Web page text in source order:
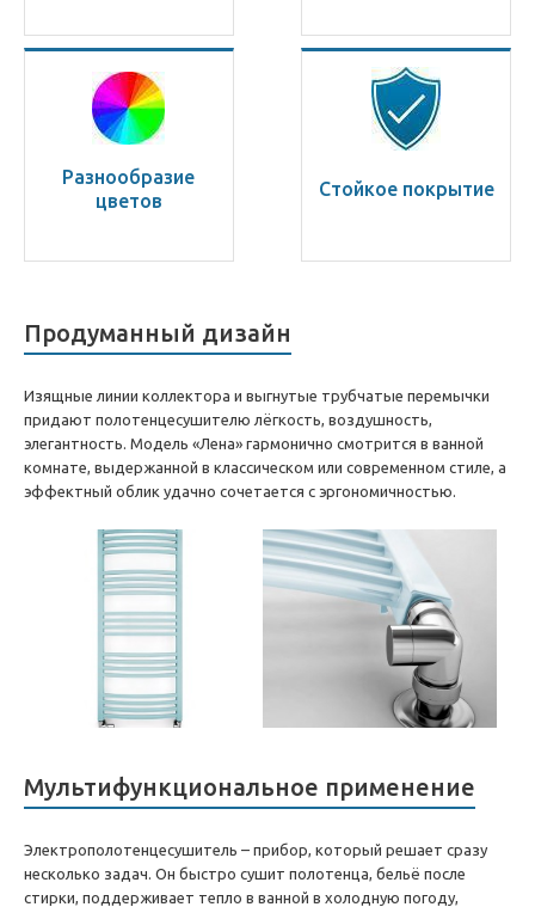
Разнообразие
цветов
Стойкое покрытие
Продуманный дизайн
Изящные линии коллектора и выгнутые трубчатые перемычки
придают полотенцесушителю лёгкость, воздушность,
элегантность. Модель «Лена» гармонично смотрится в ванной
комнате, выдержанной в классическом или современном стиле, а
эффектный облик удачно сочетается с эргономичностью.
Мультифункциональное применение
Электрополотенцесушитель – прибор, который решает сразу
несколько задач. Он быстро сушит полотенца, бельё после
стирки, поддерживает тепло в ванной в холодную погоду,